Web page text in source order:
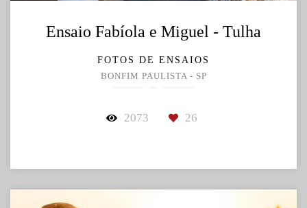
Ensaio Fabíola e Miguel - Tulha
FOTOS DE ENSAIOS
BONFIM PAULISTA - SP
2073 26